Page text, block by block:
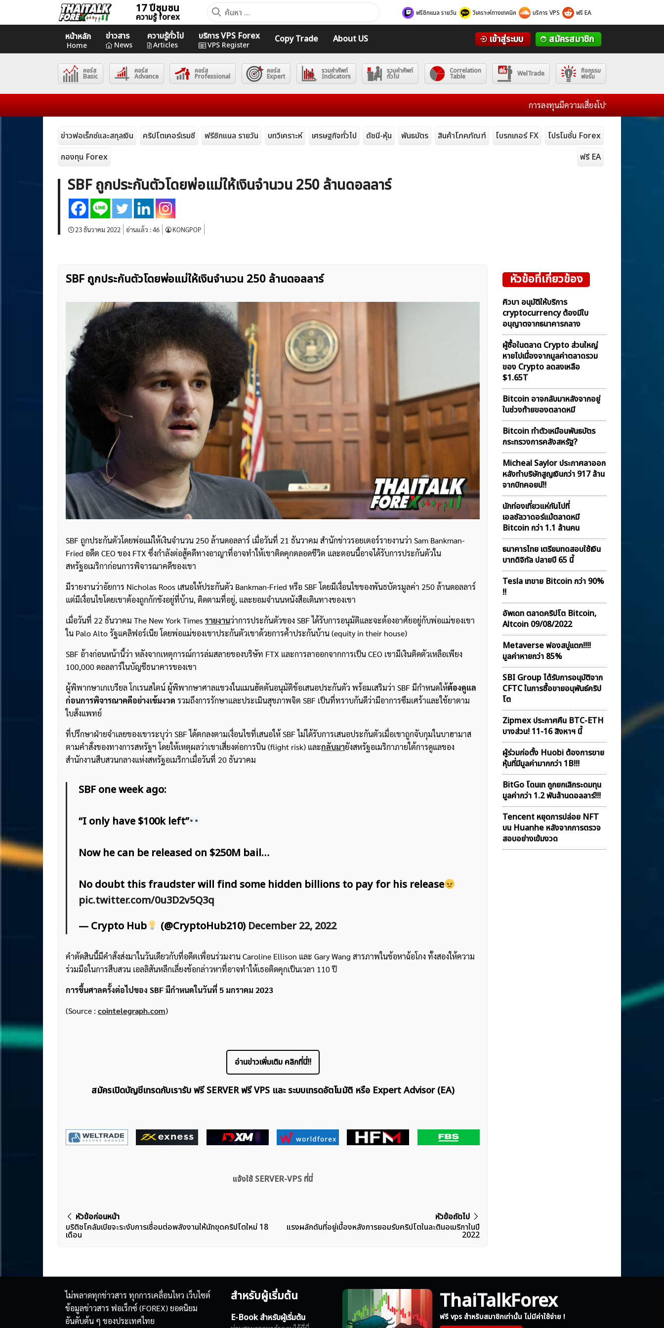
17 ปีชุมชน
ความรู้ forex
ค้นหา
สำหรับ:
ฟรีซิกแนล รายวัน วิเคราะห์ทางเทคนิค บริการ VPS ฟรี EA
หน้าหลัก
Home
ข่าวสาร
News
ความรู้ทั่วไป
Articles
บริการ VPS Forex
VPS Register
Copy Trade About US เข้าสู่ระบบ สมัครสมาชิก
News
VPS Register
คอร์ส
Basic
คอร์ส
Advance
คอร์ส
Professional
คอร์ส
Expert
รวมคำศัพท์
Indicators
รวมคำศัพท์
ทั่วไป
Correlation
Table WelTrade กิจกรรม
ฟอรั่ม
การลงทุนมีความเสี่ยงโปรดศึกษาข้อมูลก่อนการตัด
ข่าวฟอเร็กซ์และสกุลเงิน คริปโตเคอร์เรนซี ฟรีซิกแนล รายวัน บทวิเคราะห์ เศรษฐกิจทั่วไป ดัชนี-หุ้น พันธบัตร สินค้าโภคภัณฑ์ โบรกเกอร์ FX
โปรโมชั่น Forex
กองทุน Forex
ฟรี EA
SBF ถูกประกันตัวโดยพ่อแม่ให้เงินจำนวน 250 ล้านดอลลาร์
23 ธันวาคม 2022 อ่านแล้ว :46 KONGPOP
SBF ถูกประกันตัวโดยพ่อแม่ให้เงินจำนวน 250 ล้านดอลลาร์
SBF ถูกประกันตัวโดยพ่อแม่ให้เงินจำนวน 250 ล้านดอลลาร์ เมื่อวันที่ 21 ธันวาคม สำนักข่าวรอยเตอร์รายงานว่า Sam Bankman-
Fried อดีต CEO ของ FTX ซึ่งกำลังต่อสู้คดีทางอาญาที่อาจทำให้เขาติดคุกตลอดชีวิต และตอนนี้อาจได้รับการประกันตัวใน
สหรัฐอเมริกาก่อนการพิจารณาคดีของเขา
มีรายงานว่าอัยการ Nicholas Roos เสนอให้ประกันตัว Bankman-Fried หรือ SBF โดยมีเงื่อนไขของพันธบัตรมูลค่า 250 ล้านดอลลาร์
แต่มีเงื่อนไขโดยเขาต้องถูกกักขังอยู่ที่บ้าน, ติดตามที่อยู่, และยอมจำนนหนังสือเดินทางของเขา
เมื่อวันที่ 22 ธันวาคม The New York Times รายงานว่าการประกันตัวของ SBF ได้รับการอนุมัติและจะต้องอาศัยอยู่กับพ่อแม่ของเขา
ใน Palo Alto รัฐแคลิฟอร์เนีย โดยพ่อแม่ของเขาประกันตัวเขาด้วยการค้ำประกันบ้าน (equity in their house)
SBF อ้างก่อนหน้านี้ว่า หลังจากเหตุการณ์การล่มสลายของบริษัท FTX และการลาออกจากการเป็น CEO เขามีเงินติดตัวเหลือเพียง
100,000 ดอลลาร์ในบัญชีธนาคารของเขา
ผู้พิพากษาเกเบรียล โกเรนสไตน์ ผู้พิพากษาศาลแขวงในแมนฮัตตันอนุมัติข้อเสนอประกันตัว พร้อมเสริมว่า SBF มีกำหนดให้ต้องดูแล
ก่อนการพิจารณาคดีอย่างเข้มงวด รวมถึงการรักษาและประเมินสุขภาพจิต SBF เป็นที่ทราบกันดีว่ามีอาการซึมเศร้าและใช้ยาตาม
ใบสั่งแพทย์
ที่ปรึกษาฝ่ายจำเลยของเขาระบุว่า SBF ได้ตกลงตามเงื่อนไขที่เสนอให้ SBF ไม่ได้รับการเสนอประกันตัวเมื่อเขาถูกจับกุมในบาฮามาส
ตามคำสั่งของทางการสหรัฐฯ โดยให้เหตุผลว่าเขาเสี่ยงต่อการบิน (flight risk) และกลับมายังสหรัฐอเมริกาภายใต้การดูแลของ
สำนักงานสืบสวนกลางแห่งสหรัฐอเมริกาเมื่อวันที่ 20 ธันวาคม
SBF one week ago:
“I only have $100k left”
Now he can be released on $250M bail…
No doubt this fraudster will find some hidden billions to pay for his release
pic.twitter.com/0u3D2v5Q3q
— Crypto Hub
(@CryptoHub210) December 22, 2022
คำตัดสินนี้มีคำสั่งส่งมาในวันเดียวกับที่อดีตเพื่อนร่วมงาน Caroline Ellison และ Gary Wang สารภาพในข้อหาฉ้อโกง ทั้งสองให้ความ
ร่วมมือในการสืบสวน เอลลิสันหลีกเลี่ยงข้อกล่าวหาที่อาจทำให้เธอติดคุกเป็นเวลา 110 ปี
การขึ้นศาลครั้งต่อไปของ SBF มีกำหนดในวันที่ 5 มกราคม 2023
(Source : cointelegraph.com)
อ่านข่าวเพิ่มเติม คลิกที่นี่!!
สมัครเปิดบัญชีเทรดกับเรารับ ฟรี SERVER ฟรี VPS และ ระบบเทรดอัตโนมัติ หรือ Expert Advisor (EA)
แจ้งใช้ SERVER-VPS ที่นี่
แนะแนว
เรื่อง
หัวข้อก่อนหน้า
บริติชโคลัมเบียจะระงับการเชื่อมต่อพลังงานให้นักขุดคริปโตใหม่ 18
เดือน
หัวข้อถัดไป
แรงผลักดันที่อยู่เบื้องหลังการยอมรับคริปโตในละตินอเมริกาในปี
2022
หัวข้อที่เกี่ยวข้อง
คิวบา อนุมัติให้บริการ
cryptocurrency ต้องมีใบ
อนุญาตจากธนาคารกลาง
ผู้ซื้อในตลาด Crypto ส่วนใหญ่
หายไปเนื่องจากมูลค่าตลาดรวม
ของ Crypto ลดลงเหลือ
$1.65T
Bitcoin อาจกลับมาหลังจากอยู่
ในช่วงท้ายของตลาดหมี
Bitcoin ทำตัวเหมือนพันธบัตร
กระทรวงการคลังสหรัฐ?
Micheal Saylor ประกาศลาออก
หลังทำบริษัทสูญเงินกว่า 917 ล้าน
จากบิทคอยน์!!
นักท่องเที่ยวแห่กันไปที่
เอลซัลวาดอร์แม้ตลาดหมี
Bitcoin กว่า 1.1 ล้านคน
ธนาคารไทย เตรียมทดสอบใช้เงิน
บาทดิจิทัล ปลายปี 65 นี้
Tesla เทขาย Bitcoin กว่า 90%
!!
อัพเดท ตลาดคริปโต Bitcoin,
Altcoin 09/08/2022
Metaverse ฟองสบู่เเตก!!!!
มูลค่าหายกว่า 85%
SBI Group ได้รับการอนุมัติจาก
CFTC ในการซื้อขายอนุพันธ์คริป
โต
Zipmex ประกาศคืน BTC-ETH
บางส่วน! 11-16 สิงหาฯ นี้
ผู้ร่วมก่อตั้ง Huobi ต้องการขาย
หุ้นที่มีมูลค่ามากกว่า 1B!!!
BitGo โดนเท ถูกยกเลิกระดมทุน
มูลค่ากว่า 1.2 พันล้านดอลลาร์!!!
Tencent หยุดการปล่อย NFT
บน Huanhe หลังจากการตรวจ
สอบอย่างเข้มงวด
ไม่พลาดทุกข่าวสาร ทุกการเคลื่อนไหว เว็บไซต์
ข้อมูลข่าวสาร ฟอเร็กซ์ (FOREX) ยอดนิยม
อันดับต้น ๆ ของประเทศไทย
สำหรับผู้เริ่มต้น
E-Book สำหรับผู้เริ่มต้น
ThaiTalkForex
ฟรี vps สำหรับสมาชิกเท่านั้น ไม่มีค่าใช้จ่าย !